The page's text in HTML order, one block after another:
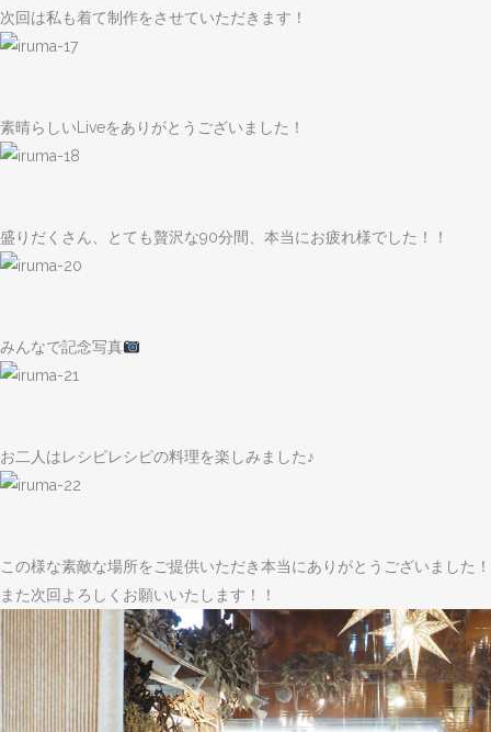
次回は私も着て制作をさせていただきます！
素晴らしいLiveをありがとうございました！
盛りだくさん、とても贅沢な90分間、本当にお疲れ様でした！！
みんなで記念写真
お二人はレシピレシピの料理を楽しみました♪
この様な素敵な場所をご提供いただき本当にありがとうございました！
また次回よろしくお願いいたします！！